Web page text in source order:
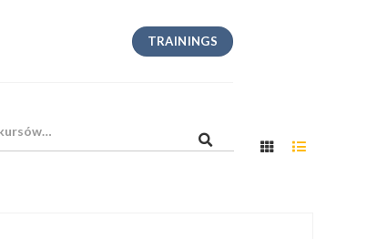
TRAININGS